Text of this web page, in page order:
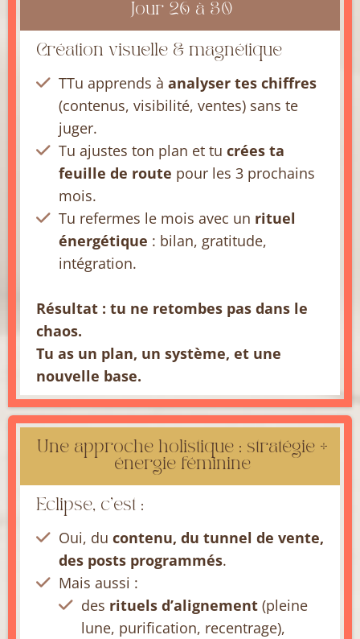
Jour 26 à 30
Création visuelle & magnétique
TTu apprends à analyser tes chiffres
(contenus, visibilité, ventes) sans te
juger.
Tu ajustes ton plan et tu crées ta
feuille de route pour les 3 prochains
mois.
Tu refermes le mois avec un rituel
énergétique : bilan, gratitude,
intégration.
Résultat : tu ne retombes pas dans le
chaos.
Tu as un plan, un système, et une
nouvelle base.
Une approche holistique : stratégie +
énergie féminine
Eclipse, c’est :
Oui, du contenu, du tunnel de vente,
des posts programmés.
Mais aussi :
des rituels d’alignement (pleine
lune, purification, recentrage),